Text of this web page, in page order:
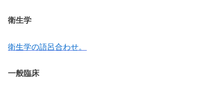
衛生学
衛生学の語呂合わせ。
一般臨床